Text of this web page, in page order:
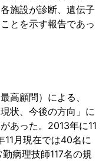
施設が診断、遺伝子
とを示す報告であっ
高顧問）による、
状、今後の方向」に
あった。2013年に11
月現在では40名に
病理技師117名の規